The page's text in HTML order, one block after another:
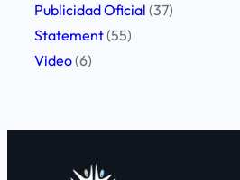
Publicidad Oficial (37)
Statement(55)
Video(6)